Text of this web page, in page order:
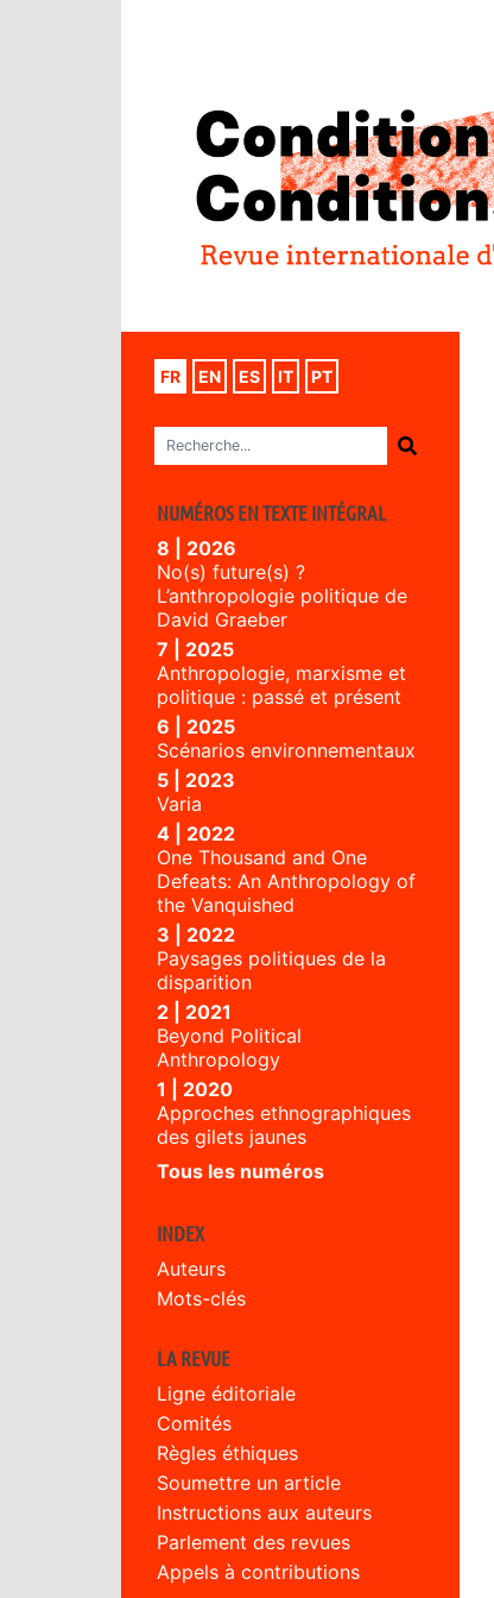
FR EN ES IT PT
NUMÉROS EN TEXTE INTÉGRAL
8 | 2026
No(s) future(s) ?
L’anthropologie politique de
David Graeber
7 | 2025
Anthropologie, marxisme et
politique : passé et présent
6 | 2025
Scénarios environnementaux
5 | 2023
Varia
4 | 2022
One Thousand and One
Defeats: An Anthropology of
the Vanquished
3 | 2022
Paysages politiques de la
disparition
2 | 2021
Beyond Political
Anthropology
1 | 2020
Approches ethnographiques
des gilets jaunes
Tous les numéros
INDEX
Auteurs
Mots-clés
LA REVUE
Ligne éditoriale
Comités
Règles éthiques
Soumettre un article
Instructions aux auteurs
Parlement des revues
Appels à contributions